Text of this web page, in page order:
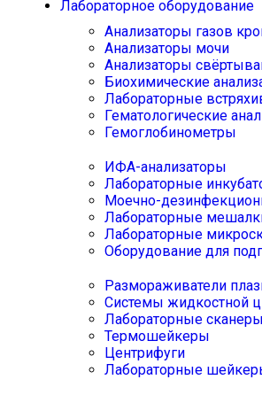
Лабораторное оборудование
Анализаторы газов
Анализаторы мочи
Анализаторы
Биохимические
Лабораторные
Гематологические
Гемоглобинометры
ИФА-анализаторы
Лабораторные
Моечно-
Лабораторные
Лабораторные
Оборудование для
Размораживатели
Системы жидкостной
Лабораторные сканеры
Термошейкеры
Центрифуги
Лабораторные